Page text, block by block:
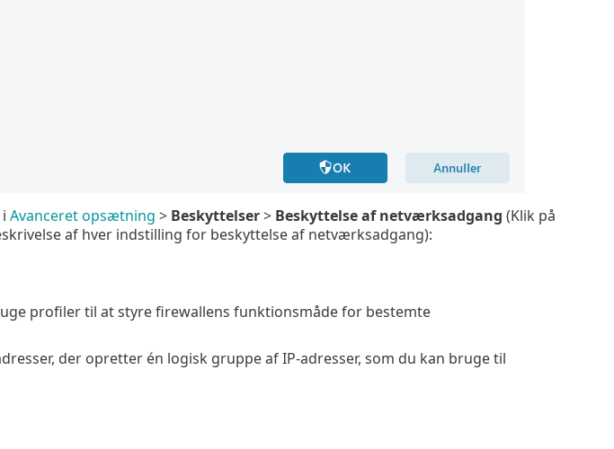
Avanceret opsætning > Beskyttelser> Beskyttelse af netværksadgang (Klik på
af hver indstilling for beskyttelse af netværksadgang):
profiler til at styre firewallens funktionsmåde for bestemte
der opretter én logisk gruppe af IP-adresser, som du kan bruge til